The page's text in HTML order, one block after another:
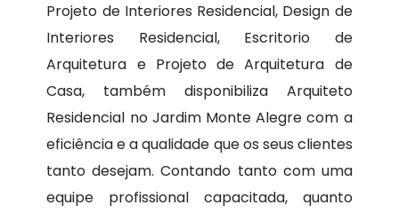
Projeto de Interiores Residencial, Design de
Interiores Residencial, Escritorio de
Arquitetura e Projeto de Arquitetura de
Casa, também disponibiliza Arquiteto
Residencial no Jardim Monte Alegre com a
eficiência e a qualidade que os seus clientes
tanto desejam. Contando tanto com uma
equipe profissional capacitada, quanto